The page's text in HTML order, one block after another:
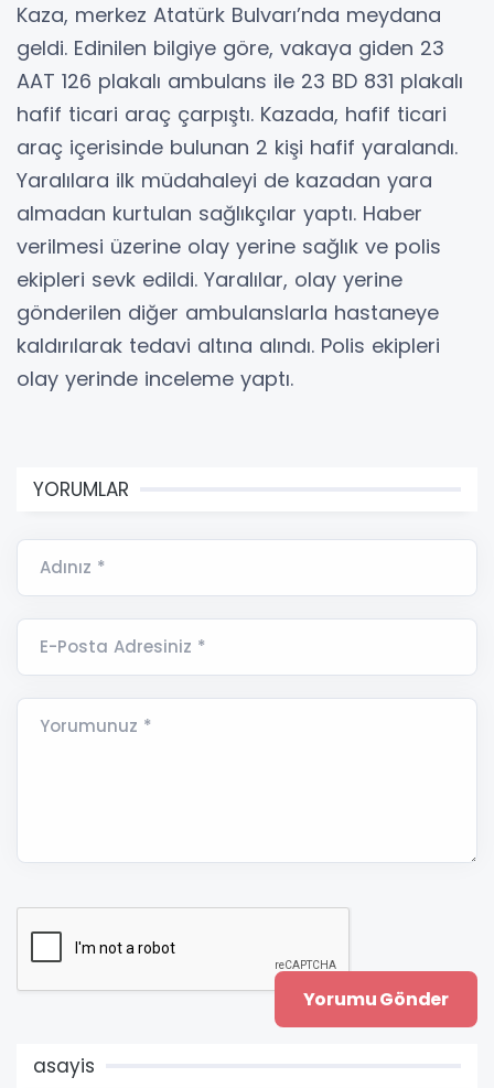
Kaza, merkez Atatürk Bulvarı’nda meydana
geldi. Edinilen bilgiye göre, vakaya giden 23
AAT 126 plakalı ambulans ile 23 BD 831 plakalı
hafif ticari araç çarpıştı. Kazada, hafif ticari
araç içerisinde bulunan 2 kişi hafif yaralandı.
Yaralılara ilk müdahaleyi de kazadan yara
almadan kurtulan sağlıkçılar yaptı. Haber
verilmesi üzerine olay yerine sağlık ve polis
ekipleri sevk edildi. Yaralılar, olay yerine
gönderilen diğer ambulanslarla hastaneye
kaldırılarak tedavi altına alındı. Polis ekipleri
olay yerinde inceleme yaptı.
YORUMLAR
Adınız *
E-Posta Adresiniz *
Yorumunuz *
asayis